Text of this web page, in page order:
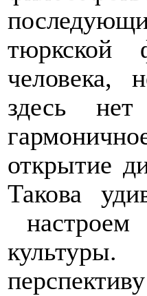
тюркской
человека,
здесь
открытие
Такова
культуры.